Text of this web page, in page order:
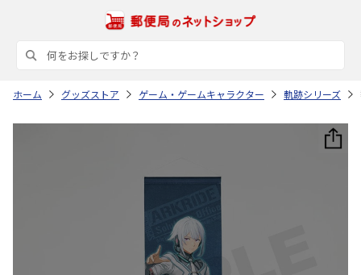
ホーム グッズストア ゲーム・ゲームキャラクター 軌跡シリーズ